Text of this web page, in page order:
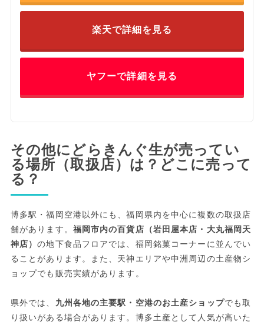
楽天で詳細を見る
ヤフーで詳細を見る
その他にどらきんぐ生が売ってい
る場所（取扱店）は？どこに売って
る？
博多駅・福岡空港以外にも、福岡県内を中心に複数の取扱店
舗があります。 福岡市内の百貨店（岩田屋本店・大丸福岡天
神店）の地下食品フロアでは、福岡銘菓コーナーに並んでい
ることがあります。また、天神エリアや中洲周辺の土産物シ
ョップでも販売実績があります。
県外では、 九州各地の主要駅・空港のお土産ショップでも取
り扱いがある場合があります。博多土産として人気が高いた